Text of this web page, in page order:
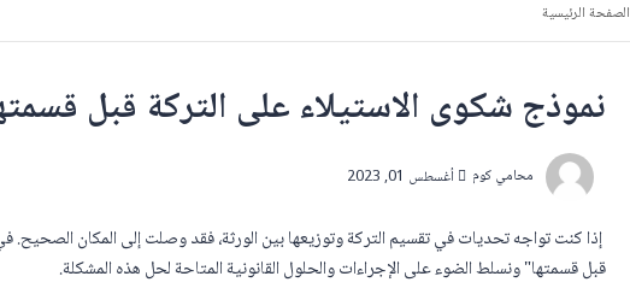
الصفحة الرئيسية
نموذج شكوى الاستيلاء على التركة قبل
محامي كوم أغسطس 01, 2023
إذا كنت تواجه تحديات في تقسيم التركة وتوزيعها بين الورثة، فقد وصلت إلى المكان
قبل قسمتها" ونسلط الضوء على الإجراءات والحلول القانونية المتاحة لحل هذه المشكلة.